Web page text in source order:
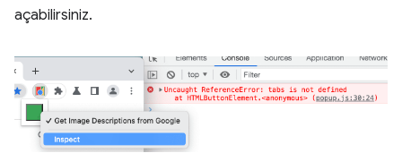
açabilirsiniz.